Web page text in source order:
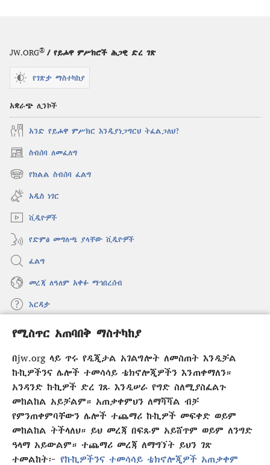
የሚስጥር አጠባበቅ ማስተካከያ
በjw.org ላይ ጥሩ የዲጂታል አገልግሎት ለመስጠት እንዲቻል
ኩኪዎችንና ሌሎች ተመሳሳይ ቴክኖሎጂዎችን እንጠቀማለን።
አንዳንድ ኩኪዎች ድረ ገጹ እንዲሠራ የግድ ስለሚያስፈልጉ
መከልከል አይቻልም። አጠቃቀምህን ለማሻሻል ብቻ
የምንጠቀምባቸውን ሌሎች ተጨማሪ ኩኪዎች መፍቀድ ወይም
መከልከል ትችላለህ። ይህ መረጃ በፍጹም አይሸጥም ወይም ለንግድ
ዓላማ አይውልም። ተጨማሪ መረጃ ለማግኘት ይህን ገጽ
ተመልከት፦ የኩኪዎችንና ተመሳሳይ ቴክኖሎጂዎች አጠቃቀም
JW.ORG® / የይሖዋ ምሥክሮች ሕጋዊ ድረ ገጽ
የገጽታ ማስተካከያ
አቋራጭ ሊንኮች
አንድ የይሖዋ ምሥክር እንዲያነጋግርህ ትፈልጋለህ?
ስብሰባ ለመፈለግ
(አዲስ
ዊንዶው
ክፈት)
የክልል ስብሰባ ፈልግ
(አዲስ
ዊንዶው
ክፈት)
አዲስ ነገር
ቪዲዮዎች
የድምፅ መግለጫ ያላቸው ቪዲዮዎች
ፈልግ
መረጃ ለዓለም አቀፉ ማኅበረሰብ
እርዳታ
መዋጮዎች
(አዲስ
ክፈት)
የመጠበቂያ ግንብ የኢንተርኔት ቤተ መጻሕፍት
(አዲስ
ዊንዶው
®
(አዲስ
ዊንዶው
®